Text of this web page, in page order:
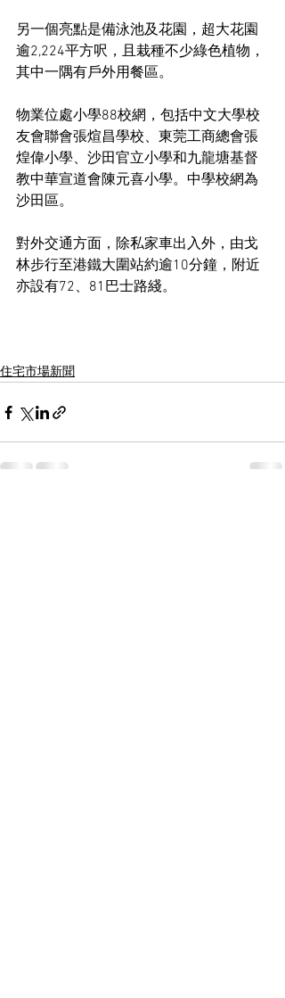
另一個亮點是備泳池及花園，超大花園
逾2,224平方呎，且栽種不少綠色植物，
其中一隅有戶外用餐區。
物業位處小學88校網，包括中文大學校
友會聯會張煊昌學校、東莞工商總會張
煌偉小學、沙田官立小學和九龍塘基督
教中華宣道會陳元喜小學。中學校網為
沙田區。
對外交通方面，除私家車出入外，由戈
林步行至港鐵大圍站約逾10分鐘，附近
亦設有72、81巴士路綫。
住宅市場新聞